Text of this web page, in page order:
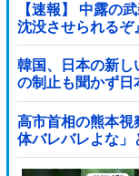
【速報】 中露の
沈没させられるぞ
韓国、日本の新し
の制止も聞かず日
高市首相の熊本視
体バレバレよな